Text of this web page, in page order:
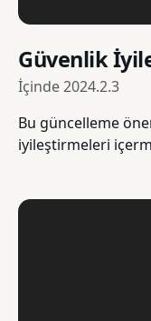
Güvenlik
İçinde2024.2.3
Bu güncelleme
iyileştirmeleri